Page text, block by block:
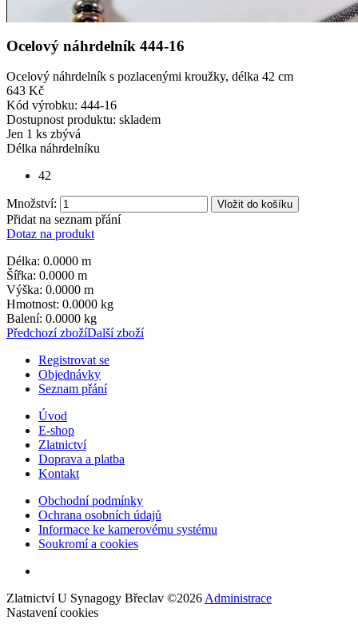
Ocelový náhrdelník 444-16
Ocelový náhrdelník s pozlacenými kroužky, délka 42 cm
643 Kč
Kód výrobku: 444-16
Dostupnost produktu: skladem
Jen 1 ks zbývá
Délka náhrdelníku
42
Množství: Vložit do košíku
Přidat na seznam přání
Dotaz na produkt
Délka: 0.0000 m
Šířka: 0.0000 m
Výška: 0.0000 m
Hmotnost: 0.0000 kg
Balení: 0.0000 kg
Předchozí zbožíDalší zboží
Registrovat se
Objednávky
Seznam přání
Úvod
E-shop
Zlatnictví
Doprava a platba
Kontakt
Obchodní podmínky
Ochrana osobních údajů
Informace ke kamerovému systému
Soukromí a cookies
Zlatnictví U Synagogy Břeclav ©2026Administrace
Nastavení cookies